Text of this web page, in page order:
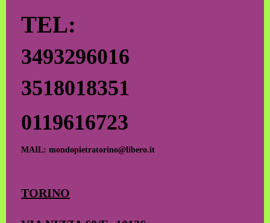
TEL:
3493296016
3518018351
0119616723
MAIL: mondopietratorino@libero.it
TORINO